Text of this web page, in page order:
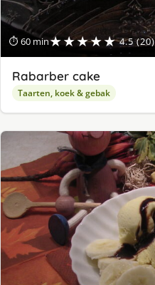
⏱ 60 min★★★★★ 4.5 (20)
Rabarber cake
Taarten, koek & gebak